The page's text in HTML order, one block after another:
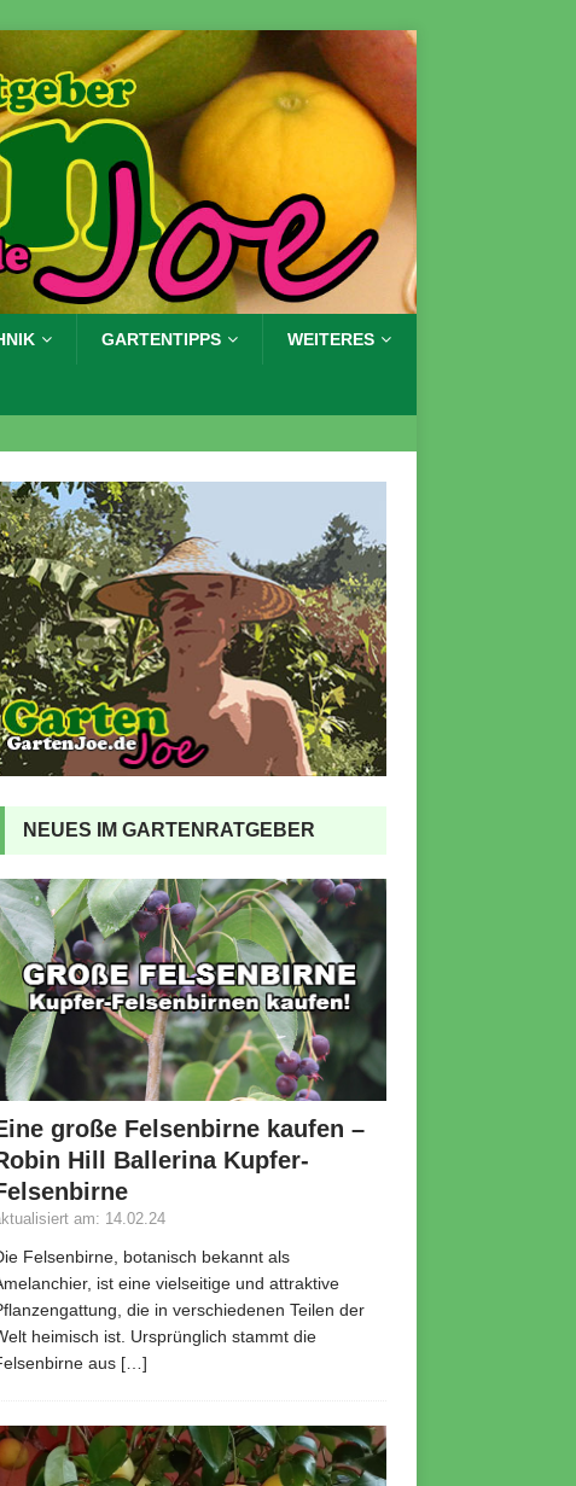
GARTENTIPPS WEITERES
NEUES IM GARTENRATGEBER
große Felsenbirne kaufen –
Hill Ballerina Kupfer-
am: 14.02.24
Felsenbirne, botanisch bekannt als
ist eine vielseitige und attraktive
die in verschiedenen Teilen der
heimisch ist. Ursprünglich stammt die
aus […]